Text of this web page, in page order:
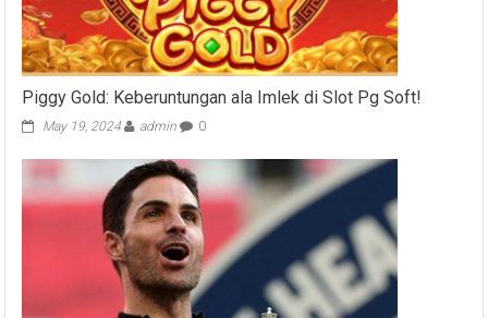
Piggy Gold: Keberuntungan ala Imlek di Slot Pg Soft!
May 19, 2024 admin 0